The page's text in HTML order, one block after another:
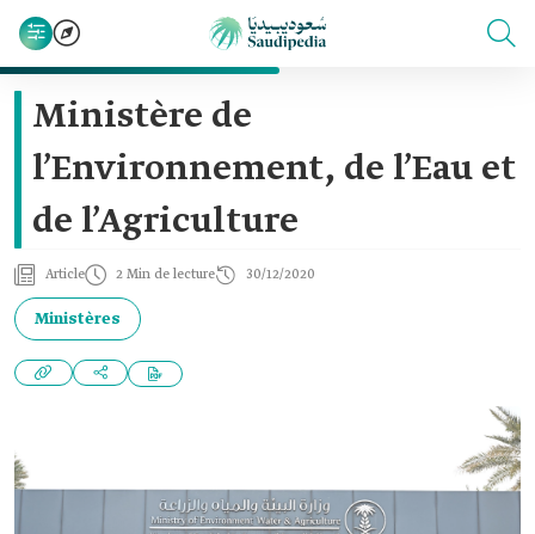
Ministère de
l’Environnement, de l’Eau et
de l’Agriculture
Article 2 Min de lecture 30/12/2020
Ministères